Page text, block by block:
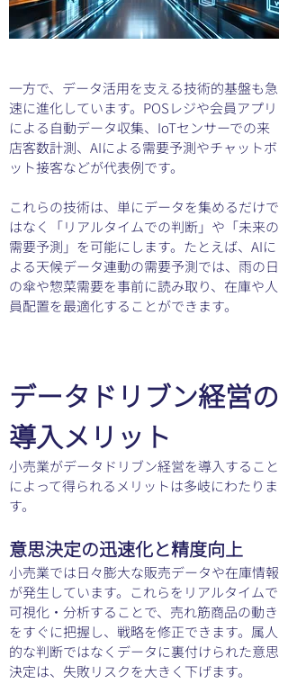
一方で、データ活用を支える技術的基盤も急
速に進化しています。POSレジや会員アプリ
による自動データ収集、IoTセンサーでの来
店客数計測、AIによる需要予測やチャットボ
ット接客などが代表例です。
これらの技術は、単にデータを集めるだけで
はなく「リアルタイムでの判断」や「未来の
需要予測」を可能にします。たとえば、AIに
よる天候データ連動の需要予測では、雨の日
の傘や惣菜需要を事前に読み取り、在庫や人
員配置を最適化することができます。
データドリブン経営の
導入メリット
小売業がデータドリブン経営を導入すること
によって得られるメリットは多岐にわたりま
す。
意思決定の迅速化と精度向上
小売業では日々膨大な販売データや在庫情報
が発生しています。これらをリアルタイムで
可視化・分析することで、売れ筋商品の動き
をすぐに把握し、戦略を修正できます。属人
的な判断ではなくデータに裏付けられた意思
決定は、失敗リスクを大きく下げます。